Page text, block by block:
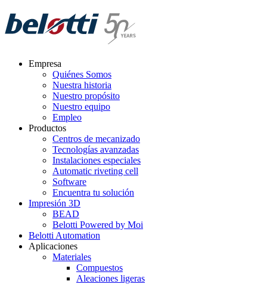
to
content
Empresa
Quiénes Somos
Nuestra historia
Nuestro propósito
Nuestro equipo
Empleo
Productos
Centros de mecanizado
Tecnologías avanzadas
Instalaciones especiales
Automatic riveting cell
Software
Encuentra tu solución
Impresión 3D
BEAD
Belotti Powered by Moi
Belotti Automation
Aplicaciones
Materiales
Compuestos
Aleaciones ligeras